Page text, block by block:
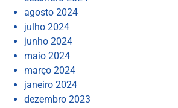
agosto 2024
julho 2024
junho 2024
maio 2024
março 2024
janeiro 2024
dezembro 2023